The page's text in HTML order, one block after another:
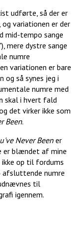
udførte, så der er
variationen er der
mid-tempo sange
mere dystre sange
numre
variationen er bare
så synes jeg i
numre med
skal i hvert fald
det virker ikke som
Been.
Never Been er
er blændet af mine
op til fordums
afsluttende numre
til
igennem.